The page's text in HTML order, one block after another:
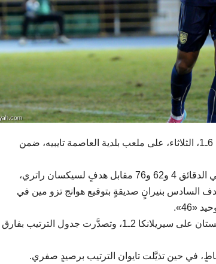
اكتسح المنتخب التايلاندي الأول لكرة القدم مضيفه التايواني 6ـ1، الثلاثاء، على ملعب بلدية العاصمة تايبيه، ضمن
وتقمَّص تيراساك بويفيمي دور البطولة بتسجيله «هاتريك» في الدقائق 4 و62 و76 مقابل هدفٍ لسيكسان راتري،
الدقيقتين 24 و45، بينما جاء الهدف السادس بنيرانٍ صديقةٍ بتوقيع هوانج تزو مين في
«46».
وفي المباراة الثانية لحساب المجموعة نفسها، تغلبَّت تركمانستان على سيريلانكا 2ـ1، وتصدَّرت جدول الترتيب بفارق
في حين تذيَّلت تايوان الترتيب برصيدٍ صفري.